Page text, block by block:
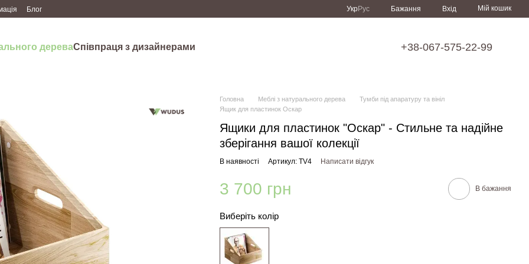
Блог УкрРус Бажання Вхід Мій кошик
дереваСпівпраця з дизайнерами +38-067-575-22-99
Головна Меблі з натурального дерева
Тумби під апаратуру та вініл
Ящик для пластинок Оскар
Ящики для пластинок "Оскар" - Стильне та надійне
зберігання вашої колекції
В наявності Артикул: TV4 Написати відгук
3 700 грн В бажання
Виберіть колір